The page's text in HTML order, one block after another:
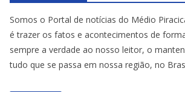
Somos o Portal de notícias do Médio
é trazer os fatos e acontecimentos de
sempre a verdade ao nosso leitor, o
tudo que se passa em nossa região, no